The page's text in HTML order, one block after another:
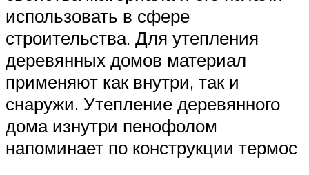
использовать в сфере
строительства. Для утепления
деревянных домов материал
применяют как внутри, так и
снаружи. Утепление деревянного
дома изнутри пенофолом
напоминает по конструкции термос